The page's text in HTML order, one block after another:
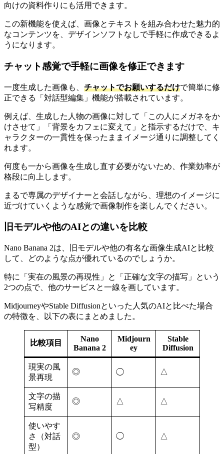
向けの資料作りにも活用できます。
この新機能を使えば、画像とテキストを組み合わせた魅力的
なコンテンツを、デザインソフトなしで手軽に作成できるよ
うになります。
チャット感覚で手軽に画像を修正できます
一度生成した画像も、 チャットでお願いするだけで簡単に修
正できる「対話型編集」機能が搭載されています。
例えば、生成した人物の画像に対して「この人にメガネをか
けさせて」「背景をカフェに変えて」と指示するだけで、キ
ャラクターの一貫性を保ったままイメージ通りに調整してく
れます。
何度も一から画像を生成し直す必要がないため、作業効率が
格段に向上します。
まるで専属のデザイナーと会話しながら、理想のイメージに
近づけていくような感覚で画像制作を楽しんでください。
旧モデルや他のAIとの違いを比較
Nano Banana 2は、旧モデルや他の有名な画像生成AIと比較
して、どのような点が優れているのでしょうか。
特に「実在の風景の再現性」と「正確な文字の描写」という
2つの点で、他のサービスと一線を画しています。
MidjourneyやStable Diffusionといった人気のAIと比べた場合
の特徴を、以下の表にまとめました。
比較項目
Nano
Banana 2
Midjourn
ey
Stable
Diffusion
現実の風
景再現
◎ ◯ △
文字の描
写精度
◎ △ △
使いやす
さ（対話
型）
◎ ◯ △